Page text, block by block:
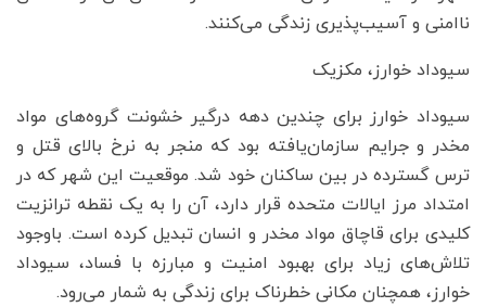
ناامنی و آسیب‌پذیری زندگی می‌کنند.
سیوداد خوارز، مکزیک
سیوداد خوارز برای چندین دهه درگیر خشونت گروه‌های مواد
مخدر و جرایم سازمان‌یافته بود که منجر به نرخ بالای قتل و
ترس گسترده در بین ساکنان خود شد. موقعیت این شهر که در
امتداد مرز ایالات متحده قرار دارد، آن را به یک نقطه ترانزیت
کلیدی برای قاچاق مواد مخدر و انسان تبدیل کرده است. باوجود
تلاش‌های زیاد برای بهبود امنیت و مبارزه با فساد، سیوداد
خوارز، همچنان مکانی خطرناک برای زندگی به شمار می‌رود.